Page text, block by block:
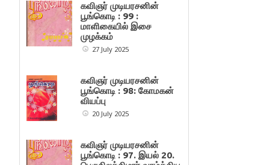
கவிஞர் முடியரசனின்
பூங்கொடி : 99 :
மாளிகையில் இசை
முழக்கம்
27 July 2025
கவிஞர் முடியரசனின்
பூங்கொடி : 98: கோமகன்
வியப்பு
20 July 2025
கவிஞர் முடியரசனின்
பூங்கொடி : 97. இயல் 20.